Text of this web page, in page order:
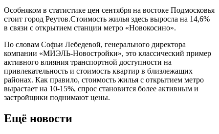
Особняком в статистике цен сентября на востоке Подмосковья
стоит город Реутов.Стоимость жилья здесь выросла на 14,6%
в связи с открытием станции метро «Новокосино».
По словам Софьи Лебедевой, генерального директора
компании «МИЭЛЬ-Новостройки», это классический пример
активного влияния транспортной доступности на
привлекательность и стоимость квартир в близлежащих
районах. Как правило, стоимость жилья с открытием метро
вырастает на 10-15%, спрос становится более активным и
застройщики поднимают цены.
Ещё новости